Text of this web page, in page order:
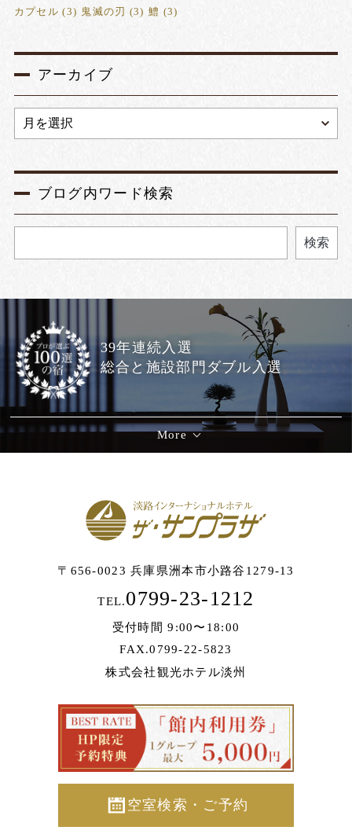
カプセル (3) 鬼滅の刃 (3) 鱧 (3)
アーカイブ
ブログ内ワード検索
検索
39年連続入選
総合と施設部門ダブル入選
More
〒656-0023 兵庫県洲本市小路谷1279-13
TEL.0799-23-1212
受付時間 9:00〜18:00
FAX.0799-22-5823
株式会社観光ホテル淡州
空室検索・ご予約